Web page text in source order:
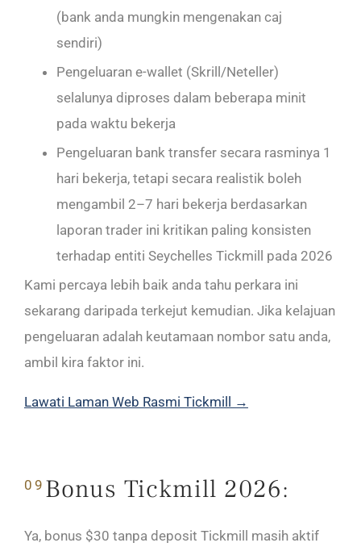
(bank anda mungkin mengenakan caj
sendiri)
Pengeluaran e-wallet (Skrill/Neteller)
selalunya diproses dalam beberapa minit
pada waktu bekerja
Pengeluaran bank transfer secara rasminya 1
hari bekerja, tetapi secara realistik boleh
mengambil 2–7 hari bekerja berdasarkan
laporan trader ini kritikan paling konsisten
terhadap entiti Seychelles Tickmill pada 2026
Kami percaya lebih baik anda tahu perkara ini
sekarang daripada terkejut kemudian. Jika kelajuan
pengeluaran adalah keutamaan nombor satu anda,
ambil kira faktor ini.
Lawati Laman Web Rasmi Tickmill →
09 Bonus Tickmill 2026:
Ya, bonus $30 tanpa deposit Tickmill masih aktif